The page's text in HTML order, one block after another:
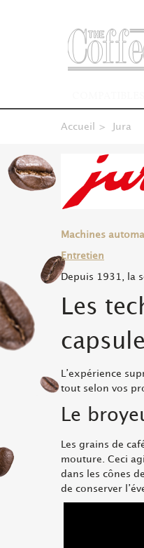
Accueil > Jura
Machines
Entretien
Depuis 1931, la
Les
L’expérience
tout selon vos
Le
Les grains de
mouture. Ceci
dans les cônes
de conserver